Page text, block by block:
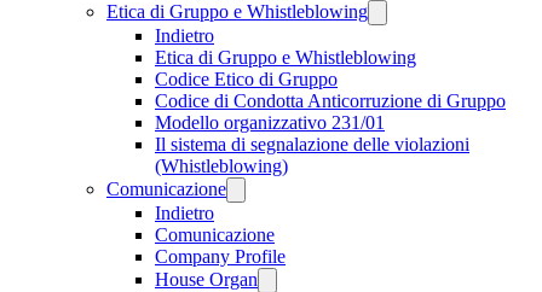
Etica di Gruppo e Whistleblowing
Indietro
Etica di Gruppo e Whistleblowing
Codice Etico di Gruppo
Codice di Condotta Anticorruzione di Gruppo
Modello organizzativo 231/01
Il sistema di segnalazione delle violazioni
(Whistleblowing)
Comunicazione
Indietro
Comunicazione
Company Profile
House Organ